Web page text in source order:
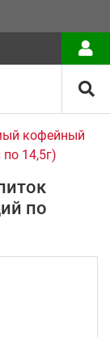
кофейный
14,5г)
по